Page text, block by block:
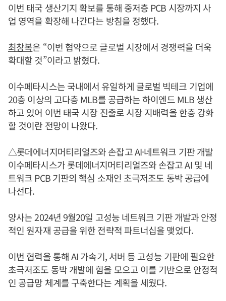
이번 태국 생산기지 확보를 통해 중저층 PCB 시장까지 사
업 영역을 확장해 나간다는 방침을 정했다.
최창복은 “이번 협약으로 글로벌 시장에서 경쟁력을 더욱
확대할 것”이라고 밝혔다.
이수페타시스는 국내에서 유일하게 글로벌 빅테크 기업에
20층 이상의 고다층 MLB를 공급하는 하이엔드 MLB 생산
하고 있어 이번 태국 시장 진출로 시장 지배력을 한층 강화
할 것이란 전망이 나왔다.
△롯데에너지머티리얼즈와 손잡고 AI·네트워크 기판 개발
이수페타시스가 롯데에너지머티리얼즈와 손잡고 AI 및 네
트워크 PCB 기판의 핵심 소재인 초극저조도 동박 공급에
나선다.
양사는 2024년 9월20일 고성능 네트워크 기판 개발과 안정
적인 원자재 공급을 위한 전략적 파트너십을 맺었다.
이번 협력을 통해 AI 가속기, 서버 등 고성능 기판에 필요한
초극저조도 동박 개발에 힘을 모으고 이를 기반으로 안정적
인 공급망 체계를 구축한다는 계획을 세웠다.